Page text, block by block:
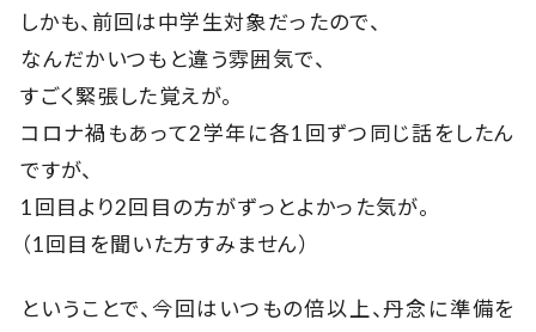
しかも、前回は中学生対象だったので、
なんだかいつもと違う雰囲気で、
すごく緊張した覚えが。
コロナ禍もあって2学年に各1回ずつ同じ話をしたん
ですが、
1回目より2回目の方がずっとよかった気が。
（1回目を聞いた方すみません）
ということで、今回はいつもの倍以上、丹念に準備を